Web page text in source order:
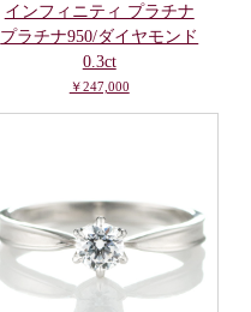
インフィニティ プラチナ
プラチナ950/ダイヤモンド
0.3ct
￥247,000